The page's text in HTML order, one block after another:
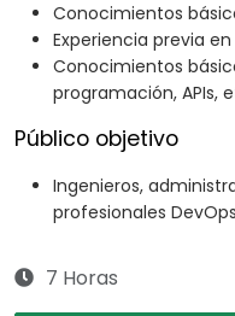
Conocimientos
Experiencia previa
Conocimientos
programación, APIs,
Público objetivo
Ingenieros,
profesionales DevOps
7 Horas